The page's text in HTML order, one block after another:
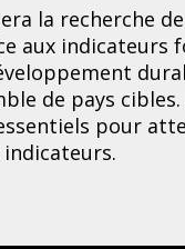
la recherche
aux indicateurs
de pays
pour